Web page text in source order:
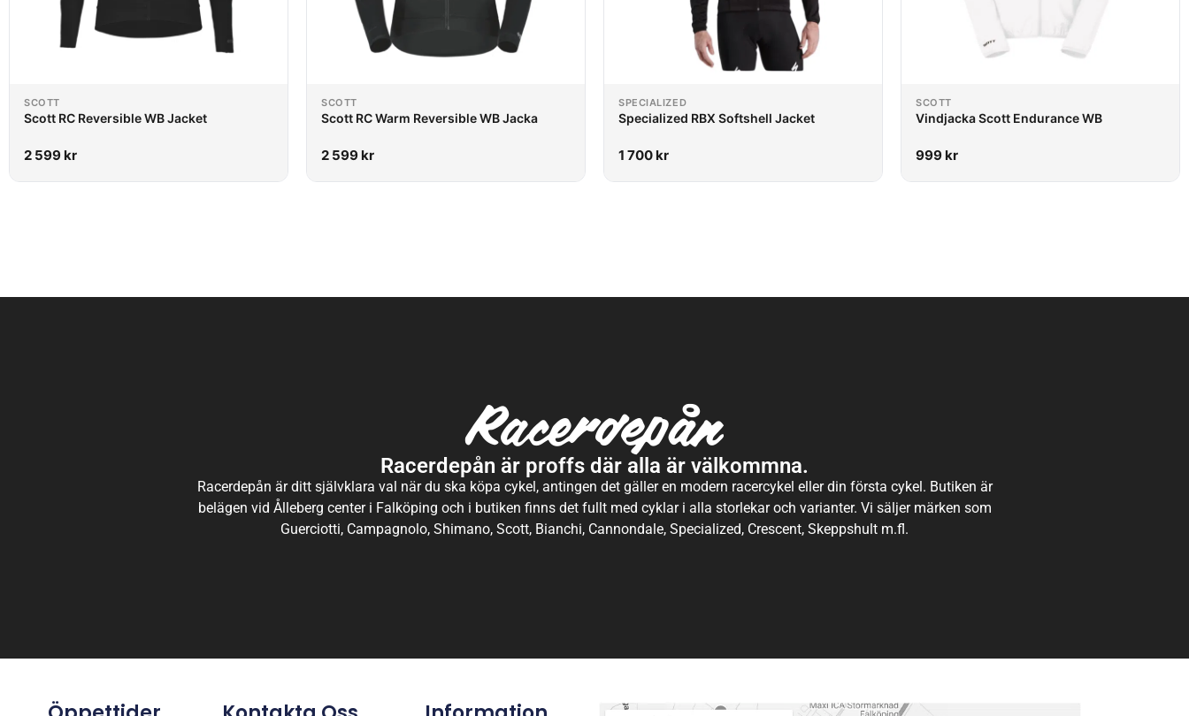
SCOTT
Scott RC Reversible WB Jacket
2 599kr
SCOTT
Scott RC Warm Reversible WB Jacka
2 599kr
SPECIALIZED
Specialized RBX Softshell Jacket
1 700kr
SCOTT
Vindjacka Scott Endurance WB
999kr
Racerdepån är proffs där alla är välkommna.
Racerdepån är ditt självklara val när du ska köpa cykel, antingen det gäller en modern racercykel eller din första cykel. Butiken är
belägen vid Ålleberg center i Falköping och i butiken finns det fullt med cyklar i alla storlekar och varianter. Vi säljer märken som
Guerciotti, Campagnolo, Shimano, Scott, Bianchi, Cannondale, Specialized, Crescent, Skeppshult m.fl.